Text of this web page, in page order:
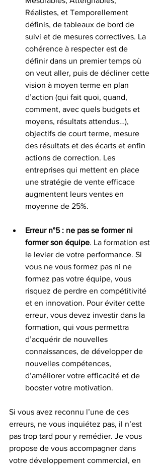
Réalistes, et Temporellement
définis, de tableaux de bord de
suivi et de mesures correctives. La
cohérence à respecter est de
définir dans un premier temps où
on veut aller, puis de décliner cette
vision à moyen terme en plan
d’action (qui fait quoi, quand,
comment, avec quels budgets et
moyens, résultats attendus…),
objectifs de court terme, mesure
des résultats et des écarts et enfin
actions de correction. Les
entreprises qui mettent en place
une stratégie de vente efficace
augmentent leurs ventes en
moyenne de 25%.
Erreur n°5 : ne pas se former ni
former son équipe. La formation est
le levier de votre performance. Si
vous ne vous formez pas ni ne
formez pas votre équipe, vous
risquez de perdre en compétitivité
et en innovation. Pour éviter cette
erreur, vous devez investir dans la
formation, qui vous permettra
d’acquérir de nouvelles
connaissances, de développer de
nouvelles compétences,
d’améliorer votre efficacité et de
booster votre motivation.
Si vous avez reconnu l’une de ces
erreurs, ne vous inquiétez pas, il n’est
pas trop tard pour y remédier. Je vous
propose de vous accompagner dans
votre développement commercial, en